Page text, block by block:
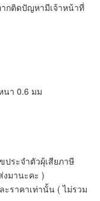
กติดปัญหามีเจ้าหน้าที่
นา 0.6 มม
ประจําตัวผุ้เสียภาษี
งมานะคะ )
ะราคาเท่านั้น ( ไม่รวม